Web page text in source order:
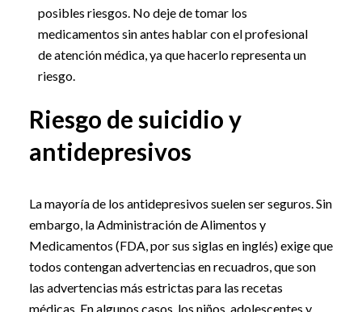
posibles riesgos. No deje de tomar los
medicamentos sin antes hablar con el profesional
de atención médica, ya que hacerlo representa un
riesgo.
Riesgo de suicidio y
antidepresivos
La mayoría de los antidepresivos suelen ser seguros. Sin
embargo, la Administración de Alimentos y
Medicamentos (FDA, por sus siglas en inglés) exige que
todos contengan advertencias en recuadros, que son
las advertencias más estrictas para las recetas
médicas. En algunos casos, los niños, adolescentes y